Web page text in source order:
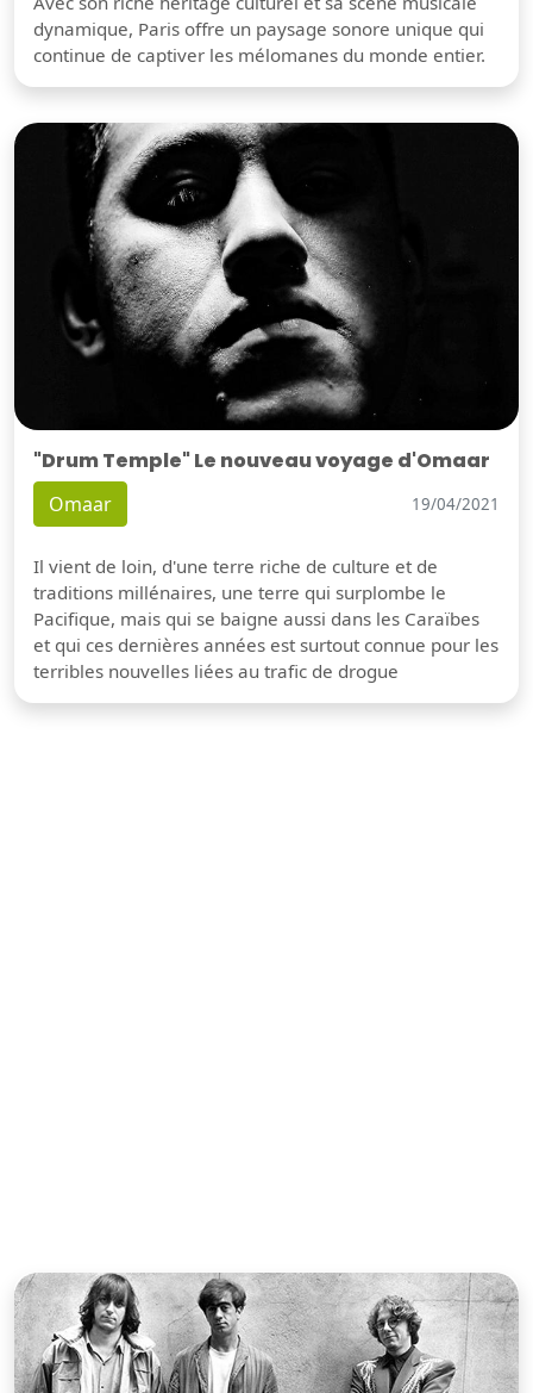
dynamique, Paris offre un paysage sonore unique qui
continue de captiver les mélomanes du monde entier.
"Drum Temple" Le nouveau voyage d'Omaar
Omaar 19/04/2021
Il vient de loin, d'une terre riche de culture et de
traditions millénaires, une terre qui surplombe le
Pacifique, mais qui se baigne aussi dans les Caraïbes
et qui ces dernières années est surtout connue pour les
terribles nouvelles liées au trafic de drogue